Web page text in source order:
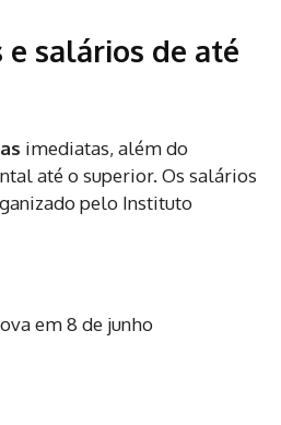
e salários de até
imediatas, além do
até o superior. Os salários
pelo Instituto
em 8 de junho